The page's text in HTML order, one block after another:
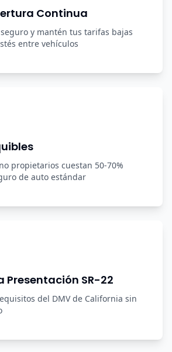
Continua
y mantén tus tarifas bajas
entre vehículos
propietarios cuestan 50-70%
de auto estándar
Presentación SR-22
del DMV de California sin